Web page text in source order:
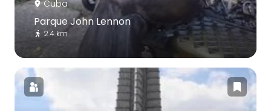
Cuba
Parque John Lennon
2.4 km